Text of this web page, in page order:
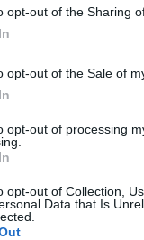
opt-out of the Sharing
opt-out of the Sale of
opt-out of processing
opt-out of Collection,
Data that Is
- szóval
Olyan
fel - első
A